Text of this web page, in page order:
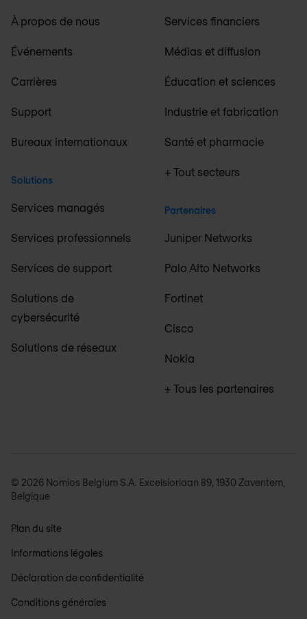
À propos de nous
Événements
Carrières
Support
Bureaux internationaux
Solutions
Services managés
Services professionnels
Services de support
Solutions de
cybersécurité
Solutions de réseaux
Services financiers
Médias et diffusion
Éducation et sciences
Industrie et fabrication
Santé et pharmacie
+ Tout secteurs
Partenaires
Juniper Networks
Palo Alto Networks
Fortinet
Cisco
Nokia
+ Tous les partenaires
© 2026 Nomios Belgium S.A. Excelsiorlaan 89, 1930 Zaventem,
Belgique
Plan du site
Informations légales
Déclaration de confidentialité
Conditions générales